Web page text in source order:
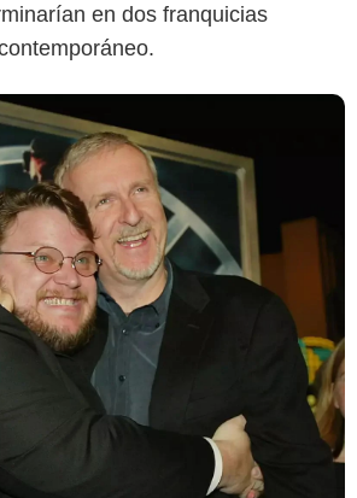
en dos franquicias